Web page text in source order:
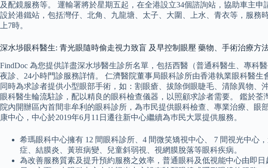
及配鏡服務等。 運輸署將於星期五起，在全港設立34個諮詢站，協助車主
設於港鐵站，包括灣仔、北角、九龍塘、太子、大圍、上水、青衣等，服
上7時。
深水埗眼科醫生: 青光眼隨時偷走視力致盲 及早控制眼壓 藥物、手術治療方
FindDoc 為您提供詳盡深水埗醫生診所名單，包括西醫（普通科醫生、專科
夜診、24小時門診服務詳情。 仁濟醫院董事局眼科診所由香港執業眼科醫
同時為求診者提供小型眼部手術，如：割眼瘡、拔除倒眼睫毛、清除異物
眼科醫生輪流駐診，配以精良的眼科檢查儀器，以照顧求診者需要。 鑑於
院內開辦區內首間非牟利的眼科診所，為巿民提供眼科檢查、專業治療、
康中心，中心於2019年6月11日遷往新中心繼續為巿民大眾提供服務。
希瑪眼科中心擁有 12 間眼科診所、4 間微笑矯視中心、 7 間視光中
症、結膜炎、黃班病變、兒童斜弱視、視網膜脫落等眼科疾病。
為改善服務質素及提升預約服務之效率，普通眼科及低視能中心由即日